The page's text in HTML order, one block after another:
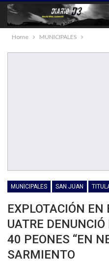
Home MUNICIPALES
MUNICIPALES SAN JUAN
EXPLOTACIÓN
UATRE
40 PEONES “EN
SARMIENTO